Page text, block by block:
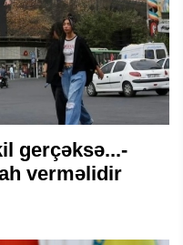
gerçəksə...-
verməlidir